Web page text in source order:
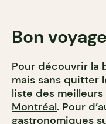
Bon
Pour découvrir la
mais sans quitter
liste des
Montréal. Pour
gastronomiques